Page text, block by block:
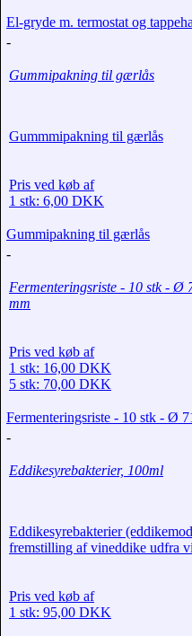
El-gryde m. termostat og
-
Gummipakning til gærlås
Gummmipakning til gærlås
Pris ved køb af
1 stk: 6,00 DKK
Gummipakning til gærlås
-
Fermenteringsriste - 10 stk - Ø
mm
Pris ved køb af
1 stk: 16,00 DKK
5 stk: 70,00 DKK
Fermenteringsriste - 10 stk - Ø
-
Eddikesyrebakterier, 100ml
Eddikesyrebakterier
fremstilling af vineddike udfra
Pris ved køb af
1 stk: 95,00 DKK